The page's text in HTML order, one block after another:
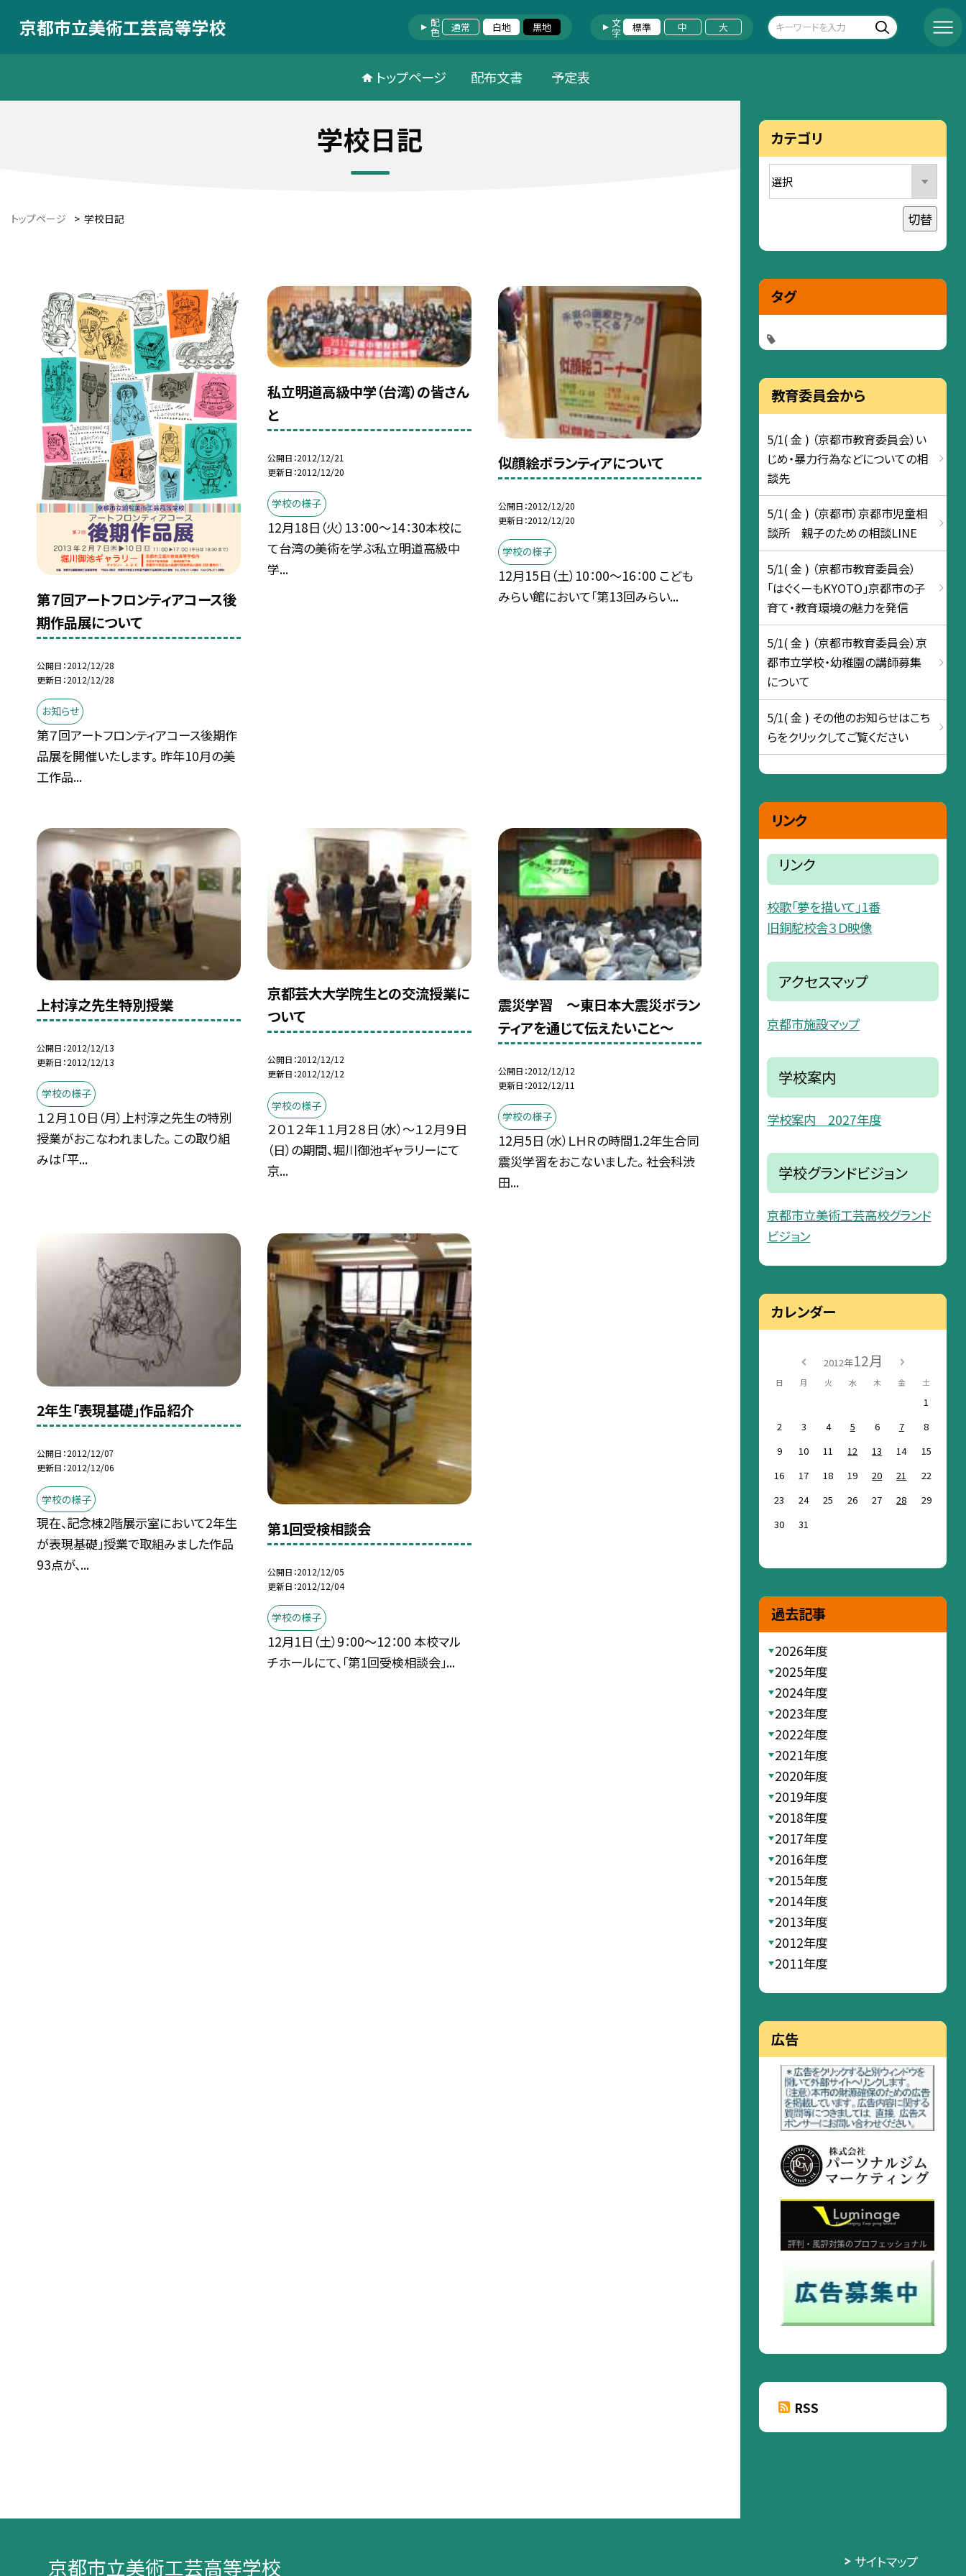
京都市立美術工芸高等学校 配色 通常 白地 黒地 文字 標準 中 大
トップページ 配布文書 予定表
学校日記
トップページ > 学校日記
第７回アートフロンティアコース後
期作品展について
公開日 2012/12/28
更新日 2012/12/28
お知らせ
第７回アートフロンティアコース後期作
品展を開催いたします。 昨年10月の美
工作品...
私立明道高級中学（台湾）の皆さん
と
公開日 2012/12/21
更新日 2012/12/20
学校の様子
12月18日（火）13：00〜14：30本校に
て台湾の美術を学ぶ私立明道高級中
学...
似顔絵ボランティアについて
公開日 2012/12/20
更新日 2012/12/20
学校の様子
12月15日（土）10：00〜16：00 こども
みらい館において「第13回みらい...
上村淳之先生特別授業
公開日 2012/12/13
更新日 2012/12/13
学校の様子
１２月１０日（月）上村淳之先生の特別
授業がおこなわれました。 この取り組
みは「平...
京都芸大大学院生との交流授業に
ついて
公開日 2012/12/12
更新日 2012/12/12
学校の様子
２０１２年１１月２８日（水）〜１２月９日
（日）の期間、堀川御池ギャラリーにて
京...
震災学習 〜東日本大震災ボラン
ティアを通じて伝えたいこと〜
公開日 2012/12/12
更新日 2012/12/11
学校の様子
12月5日（水）ＬＨＲの時間1.2年生合同
震災学習をおこないました。 社会科渋
田...
2年生「表現基礎」作品紹介
公開日 2012/12/07
更新日 2012/12/06
学校の様子
現在、記念棟2階展示室において2年生
が表現基礎」授業で取組みました作品
93点が、...
第1回受検相談会
公開日 2012/12/05
更新日 2012/12/04
学校の様子
12月1日（土）9：00〜12：00 本校マル
チホールにて、「第1回受検相談会」...
カテゴリ
切替
タグ
教育委員会から
5/1( 金 ) （京都市教育委員会）い
じめ・暴力行為などについての相
談先
5/1( 金 ) （京都市）京都市児童相
談所 親子のための相談LINE
5/1( 金 ) （京都市教育委員会）
「はぐくーもKYOTO」京都市の子
育て・教育環境の魅力を発信
5/1( 金 ) （京都市教育委員会）京
都市立学校・幼稚園の講師募集
について
5/1( 金 ) その他のお知らせはこち
らをクリックしてご覧ください
リンク
リンク
校歌「夢を描いて」1番
旧銅駝校舎３Ｄ映像
アクセスマップ
京都市施設マップ
学校案内
学校案内 2027年度
学校グランドビジョン
京都市立美術工芸高校グランド
ビジョン
カレンダー
2012年12月
日 月 火 水 木 金 土
1
2
3 4 5 6 7
8
9
10 11 12 13 14
15
16
17 18 19 20 21
22
23
24 25 26 27 28
29
30
31
過去記事
2026年度
2025年度
2024年度
2023年度
2022年度
2021年度
2020年度
2019年度
2018年度
2017年度
2016年度
2015年度
2014年度
2013年度
2012年度
2011年度
広告
RSS
京都市立美術工芸高等学校 サイトマップ